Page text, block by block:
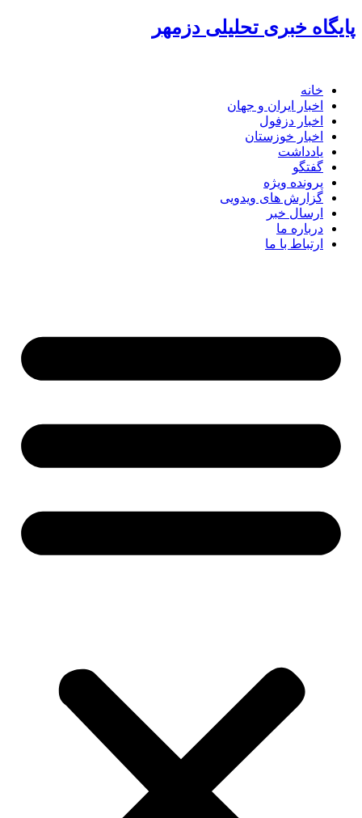
پرش
به
پایگاه خبری تحلیلی دزمهر
خانه
اخبار ایران و جهان
اخبار دزفول
اخبار خوزستان
یادداشت
گفتگو
پرونده ویژه
گزارش های ویدویی
ارسال خبر
درباره ما
ارتباط با ما